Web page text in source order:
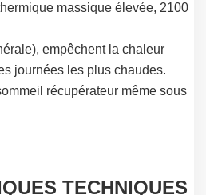
massique élevée, 2100
empêchent la chaleur
journées les plus chaudes.
récupérateur même sous
TECHNIQUES